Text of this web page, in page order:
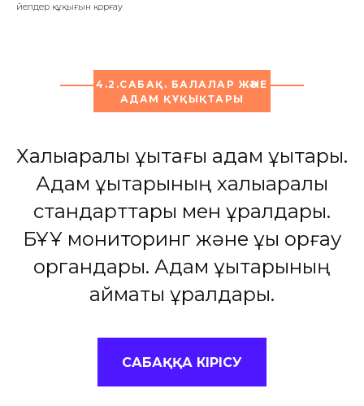
Әйелдер құқығын қорғау
4.2.САБАҚ. БАЛАЛАР ЖӘНЕ
АДАМ ҚҰҚЫҚТАРЫ
Халықаралық құқықтағы адам құқықтары.
Адам құқықтарының халықаралық
стандарттары мен құралдары.
БҰҰ мониторинг және құқық қорғау
органдары. Адам құқықтарының
аймақтық құралдары.
САБАҚҚА КІРІСУ